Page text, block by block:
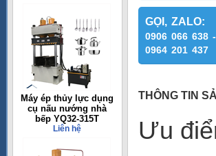
Máy ép thủy lực dụng
cụ nấu nướng nhà
bếp YQ32-315T
Liên hệ
GỌI, ZALO:
0906 066 638 -
0964 201 437
THÔNG TIN
Ưu